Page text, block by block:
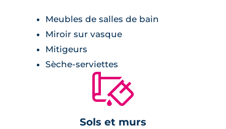
Meubles de salles de bain
Miroir sur vasque
Mitigeurs
Sèche-serviettes
🔨
Sols et murs